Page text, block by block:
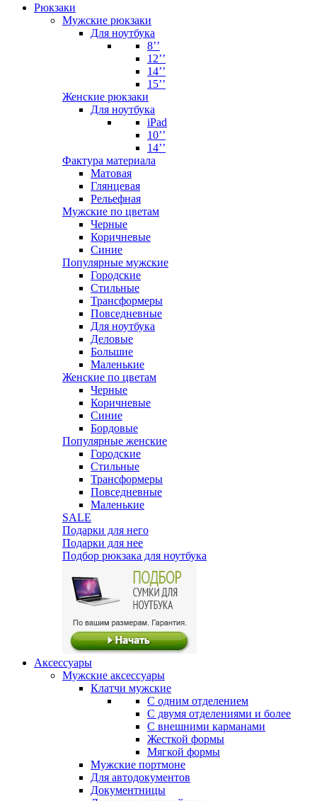
Рюкзаки
Мужские рюкзаки
Для ноутбука
8’’
12’’
14’’
15’’
Женские рюкзаки
Для ноутбука
iPad
10’’
14’’
Фактура материала
Матовая
Глянцевая
Рельефная
Мужские по цветам
Черные
Коричневые
Синие
Популярные мужские
Городские
Стильные
Трансформеры
Повседневные
Для ноутбука
Деловые
Большие
Маленькие
Женские по цветам
Черные
Коричневые
Синие
Бордовые
Популярные женские
Городские
Стильные
Трансформеры
Повседневные
Маленькие
SALE
Подарки для него
Подарки для нее
Подбор рюкзака для ноутбука
Аксессуары
Мужские аксессуары
Клатчи мужские
С одним отделением
С двумя отделениями и более
С внешними карманами
Жесткой формы
Мягкой формы
Мужские портмоне
Для автодокументов
Документницы